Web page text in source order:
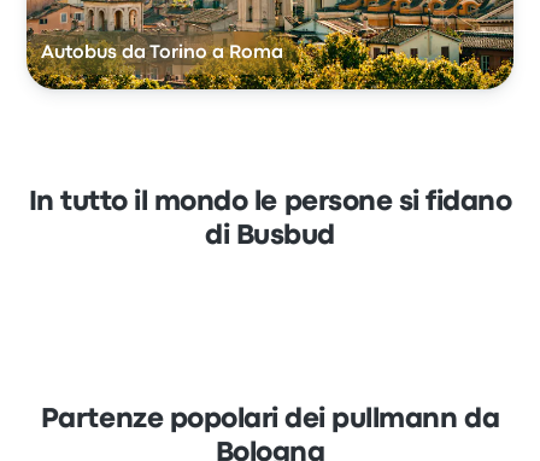
Autobus da Torino a Roma
In tutto il mondo le persone si fidano
di Busbud
Partenze popolari dei pullmann da
Bologna